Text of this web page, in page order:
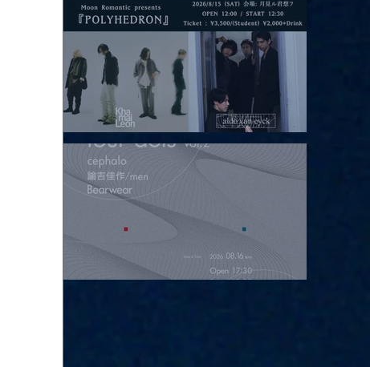
2026.08.15 |【観覧】昼）月見ルpre.『POLYHEDRON』